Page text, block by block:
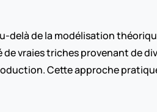
delà de la modélisation
vraies triches provenant de
Cette approche